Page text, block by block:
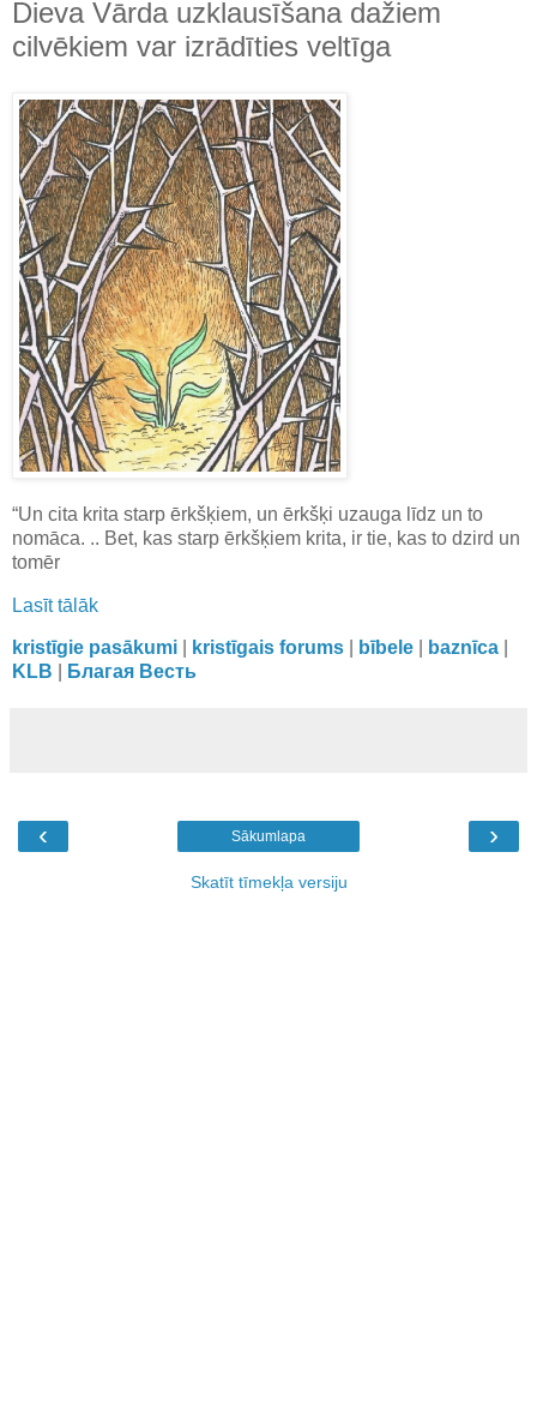
Dieva Vārda uzklausīšana dažiem
cilvēkiem var izrādīties veltīga
“Un cita krita starp ērkšķiem, un ērkšķi uzauga līdz un to
nomāca. .. Bet, kas starp ērkšķiem krita, ir tie, kas to dzird un
tomēr
Lasīt tālāk
kristīgie pasākumi kristīgais forums bībele baznīca
KLB
Благая Весть
‹ ›
Sākumlapa
Skatīt tīmekļa versiju